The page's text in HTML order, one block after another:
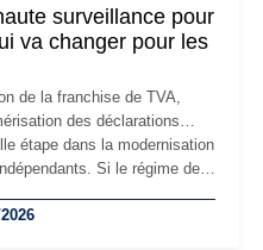
surveillance pour
va changer pour les
de la franchise de TVA,
des déclarations…
étape dans la modernisation
Si le régime de
à un environnement